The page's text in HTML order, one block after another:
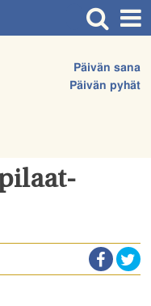
Päivän sana
Päivän pyhät